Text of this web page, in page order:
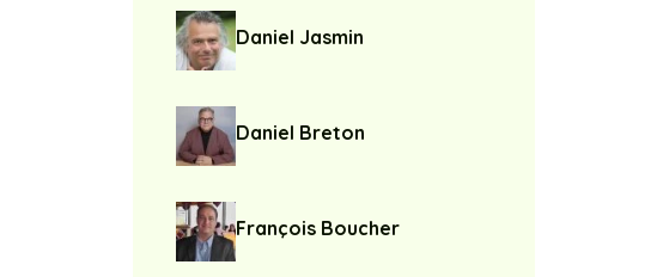
Daniel Jasmin
Daniel Breton
François Boucher